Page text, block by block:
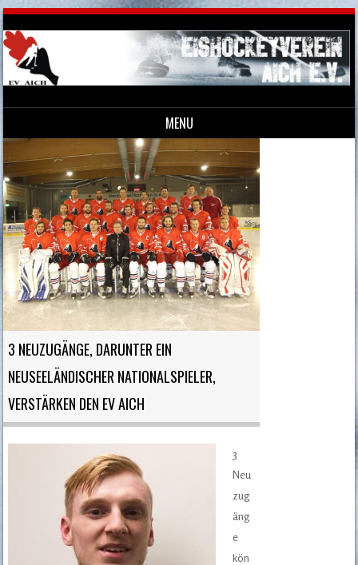
MENU
3 NEUZUGÄNGE, DARUNTER EIN
NEUSEELÄNDISCHER NATIONALSPIELER,
VERSTÄRKEN DEN EV AICH
3
Neu
zug
äng
e
kön